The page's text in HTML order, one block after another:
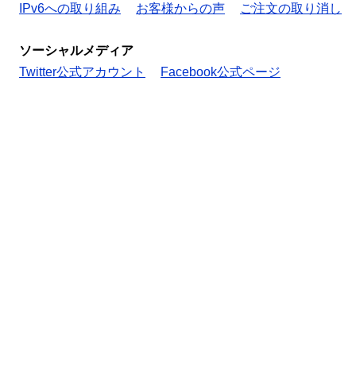
IPv6への取り組み
お客様からの声 ご注文の取り消し
ソーシャルメディア
Twitter公式アカウント
Facebook公式ページ